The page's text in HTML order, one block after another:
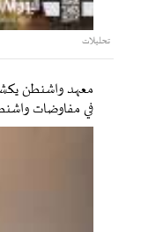
تحليلات
معهد واشنطن
في مفاوضات